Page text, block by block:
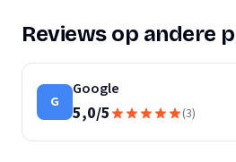
Reviews op andere
G
Google
5,0/5 (3)